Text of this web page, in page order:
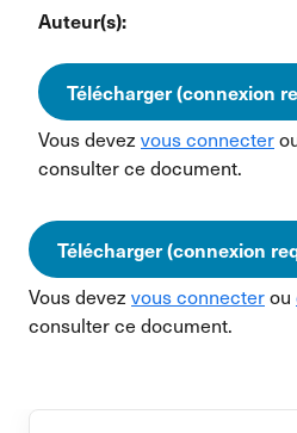
Auteur(s):
Télécharger (connexion
Vous devez vous connecter
consulter ce document.
Télécharger (connexion
Vous devez vous connecterou
consulter ce document.